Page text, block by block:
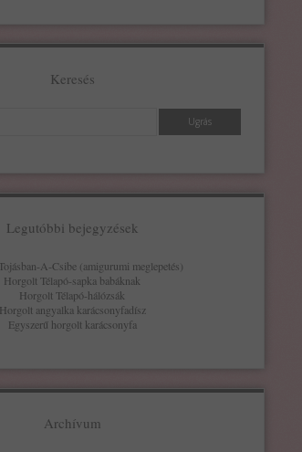
Keresés
Legutóbbi bejegyzések
A-Csibe (amigurumi meglepetés)
Horgolt Télapó-sapka babáknak
Horgolt Télapó-hálózsák
Horgolt angyalka karácsonyfadísz
Egyszerű horgolt karácsonyfa
Archívum